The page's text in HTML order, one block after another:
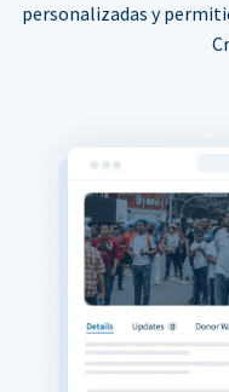
personalizadas y